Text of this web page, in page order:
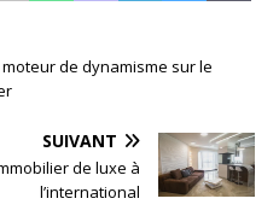
de dynamisme sur le
SUIVANT
de luxe à
l’international